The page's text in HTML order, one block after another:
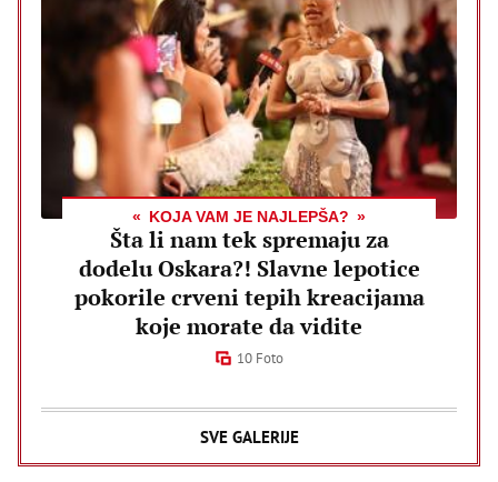
KOJA VAM JE NAJLEPŠA?
Šta li nam tek spremaju za
dodelu Oskara?! Slavne lepotice
pokorile crveni tepih kreacijama
koje morate da vidite
10 Foto
SVE GALERIJE